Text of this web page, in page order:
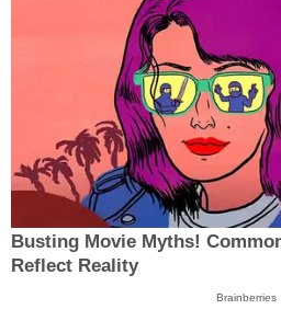
Busting Movie Myths!
Reflect Reality
Brainberries